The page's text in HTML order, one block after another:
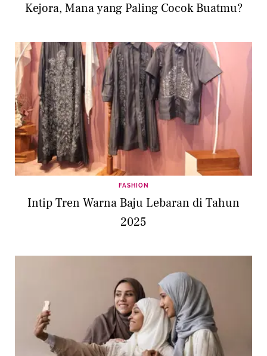
Kejora, Mana yang Paling Cocok Buatmu?
FASHION
Intip Tren Warna Baju Lebaran di Tahun
2025